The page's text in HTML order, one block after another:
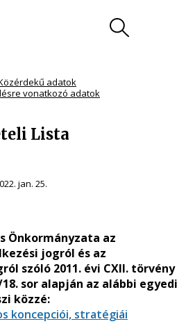
adatok
vonatkozó adatok
Lista
jan. 25.
Önkormányzata az
jogról és az
szóló 2011. évi CXII. törvény
sor alapján az alábbi egyedi
közzé:
koncepciói, stratégiái